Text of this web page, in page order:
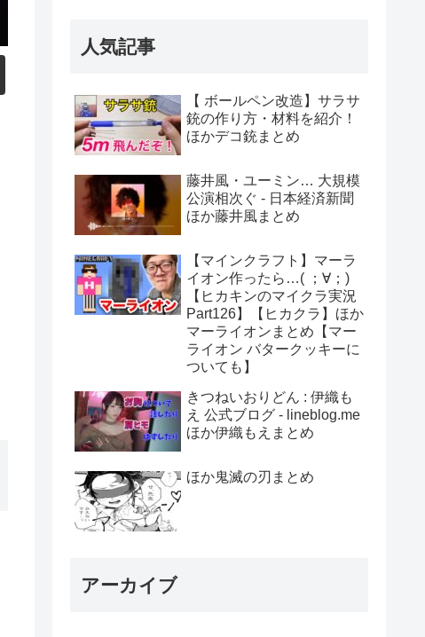
人気記事
【 ボールペン改造】サラサ
銃の作り方・材料を紹介！
ほかデコ銃まとめ
藤井風・ユーミン… 大規模
公演相次ぐ - 日本経済新聞
ほか藤井風まとめ
【マインクラフト】マーラ
イオン作ったら…( ；∀；)
【ヒカキンのマイクラ実況
Part126】【ヒカクラ】ほか
マーライオンまとめ【マー
ライオン バタークッキーに
ついても】
きつねいおりどん : 伊織も
え 公式ブログ - lineblog.me
ほか伊織もえまとめ
ほか鬼滅の刃まとめ
アーカイブ